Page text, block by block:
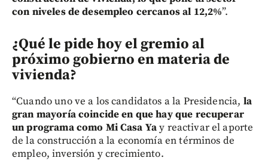
con niveles de desempleo cercanos al 12,2%”.
¿Qué le pide hoy el gremio al
próximo gobierno en materia de
vivienda?
“Cuando uno ve a los candidatos a la Presidencia, la
gran mayoría coincide en que hay que recuperar
un programa como Mi Casa Yay reactivar el aporte
de la construcción a la economía en términos de
empleo, inversión y crecimiento.